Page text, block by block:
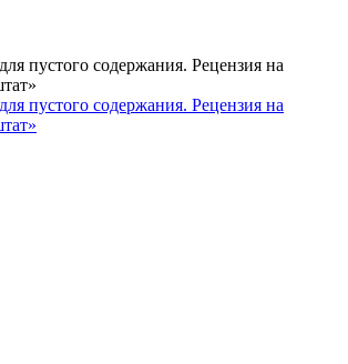
пустого содержания. Рецензия на
пустого содержания. Рецензия на